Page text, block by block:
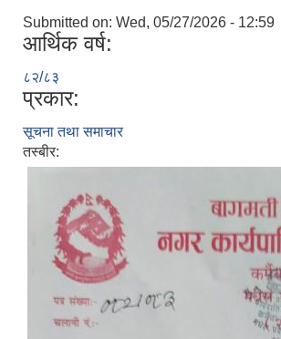
Submitted on: Wed, 05/27/2026 - 12:59
आर्थिक वर्ष:
८२/८३
प्रकार:
सूचना तथा समाचार
तस्बीर: